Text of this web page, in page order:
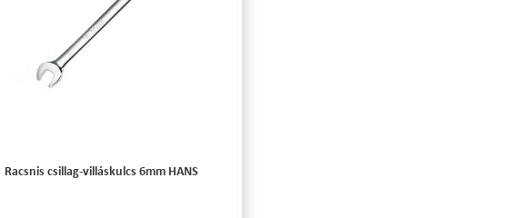
Racsnis csillag-villáskulcs 6mm HANS